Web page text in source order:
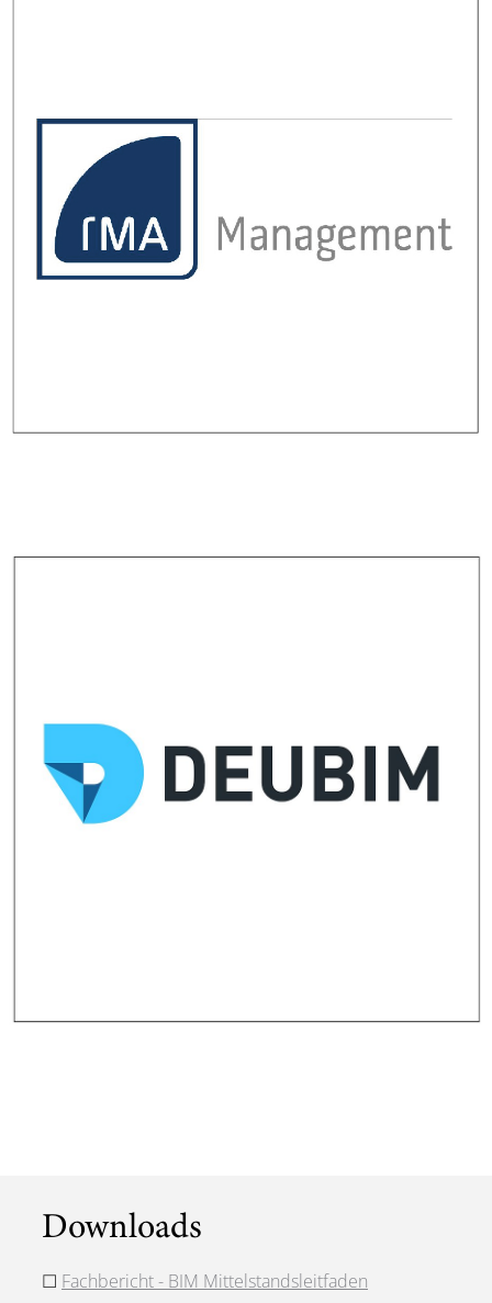
Downloads
☐ Fachbericht - BIM Mittelstandsleitfaden